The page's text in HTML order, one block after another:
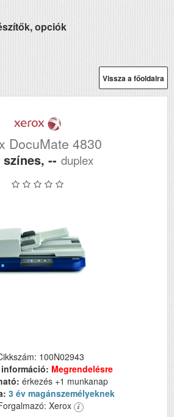
opciók
Vissza a főoldalra
DocuMate 4830
színes, -- duplex
100N02943
Megrendelésre
érkezés +1 munkanap
3 év magánszemélyeknek
Xerox